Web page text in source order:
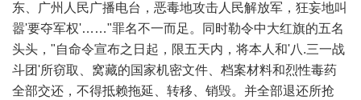
东、广州人民广播电台，恶毒地攻击人民解放军，狂妄地叫
嚣'要夺军权'……"罪名不一而足。同时勒令中大红旗的五名
头头，"自命令宣布之日起，限五天内，将本人和'八.三一战
斗团'所窃取、窝藏的国家机密文件、档案材料和烈性毒药
全部交还，不得抵赖拖延、转移、销毁。并全部退还所抢